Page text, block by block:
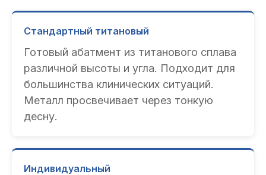
Стандартный титановый
Готовый абатмент из титанового сплава
различной высоты и угла. Подходит для
большинства клинических ситуаций.
Металл просвечивает через тонкую
десну.
Индивидуальный